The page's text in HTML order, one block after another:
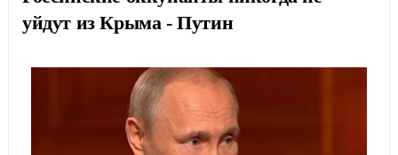
уйдут из Крыма - Путин